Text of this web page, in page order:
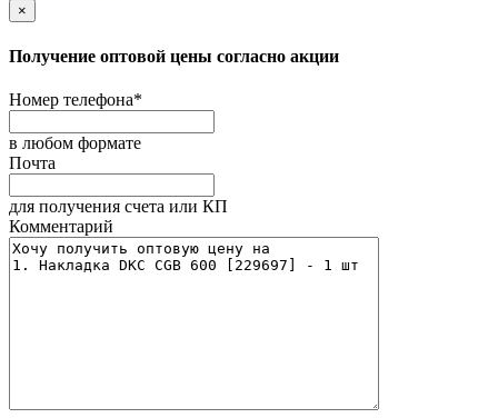
×
Получение оптовой цены согласно акции
Номер телефона*
в любом формате
Почта
для получения счета или КП
Комментарий